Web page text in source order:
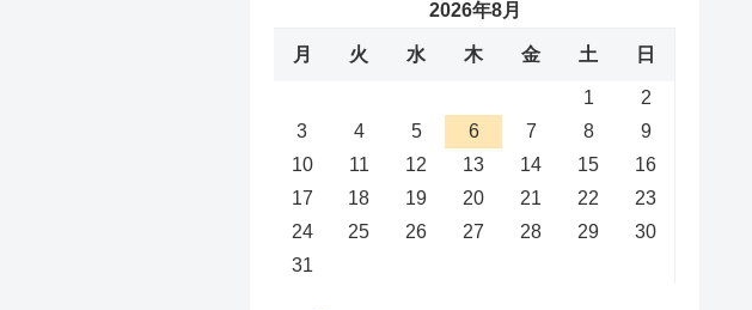
2026年8月
月 火 水 木 金 土 日
1
2
3
4 5 6 7 8
9
10
11 12 13 14 15
16
17
18 19 20 21 22
23
24
25 26 27 28 29
30
31